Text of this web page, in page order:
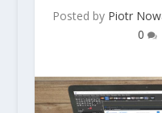
Posted by Piotr
0